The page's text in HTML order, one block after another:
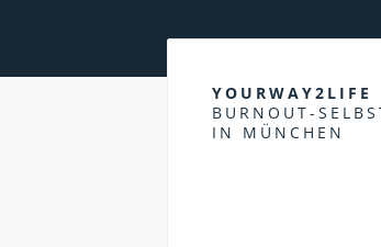
YOURWAY2LIFE
BURNOUT-
IN MÜNCHEN